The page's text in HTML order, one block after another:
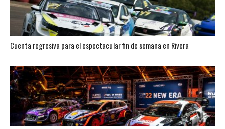
Cuenta regresiva para el espectacular fin de semana en Rivera